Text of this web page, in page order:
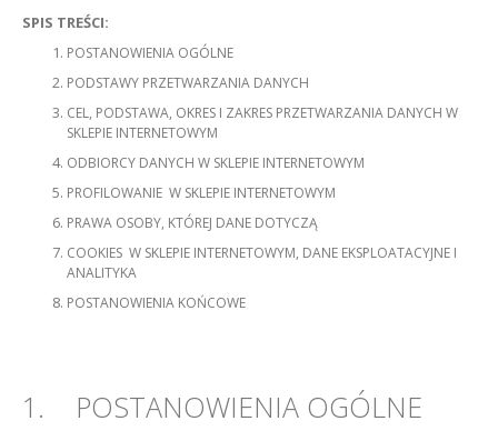
SPIS TREŚCI:
POSTANOWIENIA OGÓLNE
PODSTAWY PRZETWARZANIA DANYCH
CEL, PODSTAWA, OKRES I ZAKRES PRZETWARZANIA DANYCH W
SKLEPIE INTERNETOWYM
ODBIORCY DANYCH W SKLEPIE INTERNETOWYM
PROFILOWANIE W SKLEPIE INTERNETOWYM
PRAWA OSOBY, KTÓREJ DANE DOTYCZĄ
COOKIES W SKLEPIE INTERNETOWYM, DANE EKSPLOATACYJNE I
ANALITYKA
POSTANOWIENIA KOŃCOWE
1. POSTANOWIENIA OGÓLNE